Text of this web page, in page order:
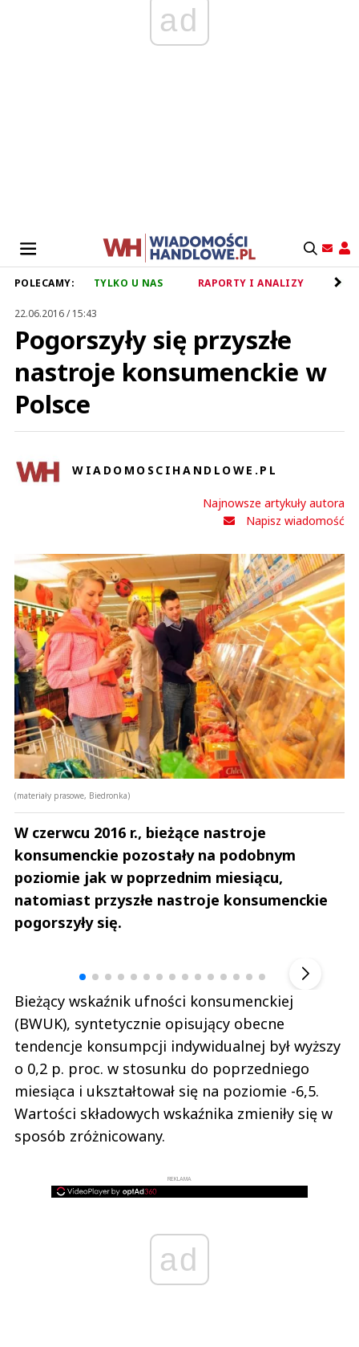
ad
POLECAMY: TYLKO U NAS RAPORTY I ANALIZY
22.06.2016 / 15:43
Pogorszyły się przyszłe
nastroje konsumenckie w
Polsce
WIADOMOSCIHANDLOWE.PL
Najnowsze artykuły autora
Napisz wiadomość
(materiały prasowe, Biedronka)
W czerwcu 2016 r., bieżące nastroje
konsumenckie pozostały na podobnym
poziomie jak w poprzednim miesiącu,
natomiast przyszłe nastroje konsumenckie
pogorszyły się.
Bieżący wskaźnik ufności konsumenckiej
(BWUK), syntetycznie opisujący obecne
tendencje konsumpcji indywidualnej był wyższy
o 0,2 p. proc. w stosunku do poprzedniego
miesiąca i ukształtował się na poziomie -6,5.
Wartości składowych wskaźnika zmieniły się w
sposób zróżnicowany.
REKLAMA
ad